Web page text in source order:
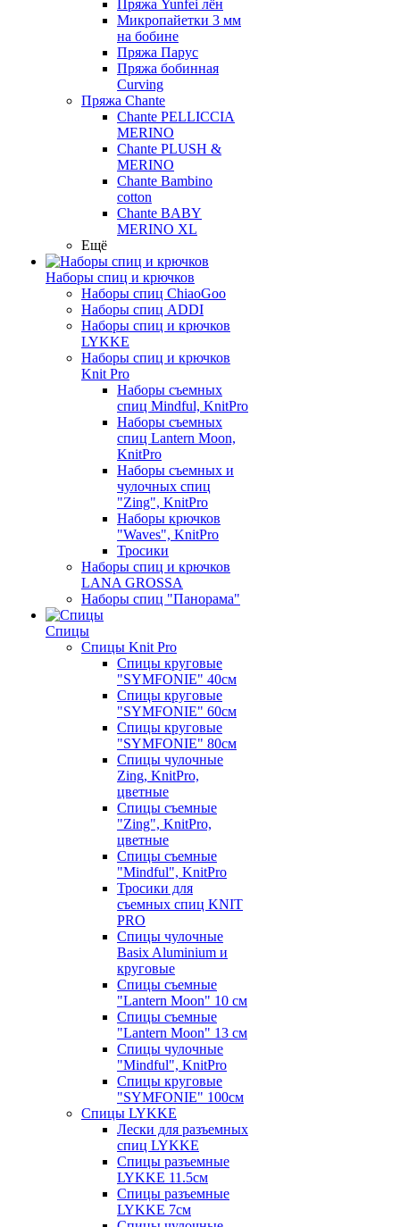
Пряжа Yunfei лён
Микропайетки 3 мм
на бобине
Пряжа Парус
Пряжа бобинная
Curving
Пряжа Chante
Chante PELLICCIA
MERINO
Chante PLUSH &
MERINO
Chante Bambino
cotton
Chante BABY
MERINO XL
Ещё
Наборы спиц и крючков
Наборы спиц ChiaoGoo
Наборы спиц ADDI
Наборы спиц и крючков
LYKKE
Наборы спиц и крючков
Knit Pro
Наборы съемных
спиц Mindful, KnitPro
Наборы съемных
спиц Lantern Moon,
KnitPro
Наборы съемных и
чулочных спиц
"Zing", KnitPro
Наборы крючков
"Waves", KnitPro
Тросики
Наборы спиц и крючков
LANA GROSSA
Наборы спиц "Панорама"
Спицы
Спицы Knit Pro
Спицы круговые
"SYMFONIE" 40см
Спицы круговые
"SYMFONIE" 60см
Спицы круговые
"SYMFONIE" 80см
Спицы чулочные
Zing, KnitPro,
цветные
Спицы съемные
"Zing", KnitPro,
цветные
Спицы съемные
"Mindful", KnitPro
Тросики для
съемных спиц KNIT
PRO
Спицы чулочные
Basix Aluminium и
круговые
Спицы съемные
"Lantern Moon" 10 см
Спицы съемные
"Lantern Moon" 13 см
Спицы чулочные
"Mindful", KnitPro
Спицы круговые
"SYMFONIE" 100см
Спицы LYKKE
Лески для разъемных
спиц LYKKE
Спицы разъемные
LYKKE 11.5см
Спицы разъемные
LYKKE 7см